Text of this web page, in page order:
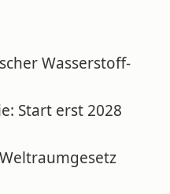
Wasserstoff-
Start erst 2028